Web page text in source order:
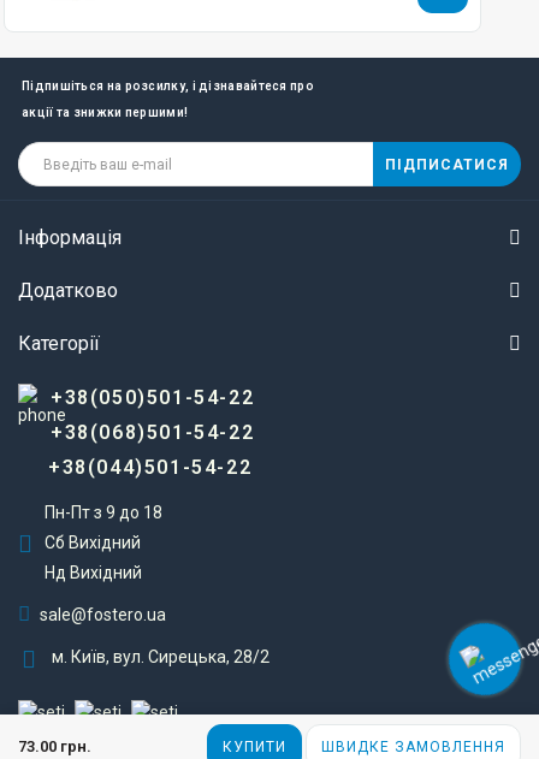
73.00 грн. КУПИТИ ШВИДКЕ ЗАМОВЛЕННЯ
Підпишіться на розсилку, і дізнавайтеся про
акції та знижки першими!
ПІДПИСАТИСЯ
Інформація
Додатково
Категорії
+38(050)501-54-22
+38(068)501-54-22
+38(044)501-54-22
Пн-Пт з 9 до 18
Сб Вихідний
Нд Вихідний
sale@fostero.ua
м. Київ, вул. Сирецька, 28/2
Fostero © 2023